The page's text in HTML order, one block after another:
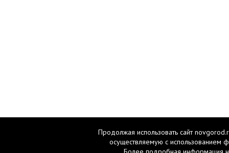
Продолжая использовать сайт
осуществляемую с использованием